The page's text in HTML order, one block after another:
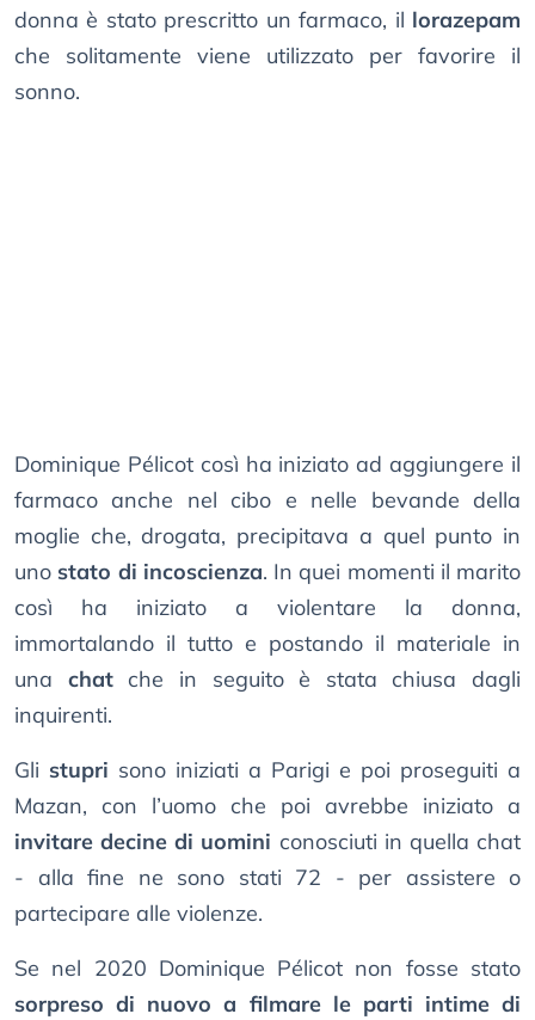
donna è stato prescritto un farmaco, il lorazepam
che solitamente viene utilizzato per favorire il
sonno.
Dominique Pélicot così ha iniziato ad aggiungere il
farmaco anche nel cibo e nelle bevande della
moglie che, drogata, precipitava a quel punto in
uno stato di incoscienza. In quei momenti il marito
così ha iniziato a violentare la donna,
immortalando il tutto e postando il materiale in
una chatche in seguito è stata chiusa dagli
inquirenti.
Gli stupri sono iniziati a Parigi e poi proseguiti a
Mazan, con l’uomo che poi avrebbe iniziato a
invitare decine di uomini conosciuti in quella chat
- alla fine ne sono stati 72 - per assistere o
partecipare alle violenze.
Se nel 2020 Dominique Pélicot non fosse stato
sorpreso di nuovo a filmare le parti intime di